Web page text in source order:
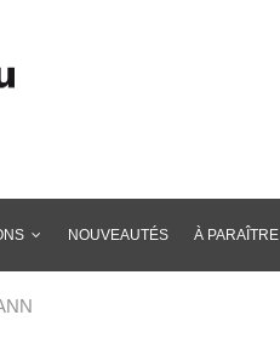
NOUVEAUTÉS À PARAÎTRE